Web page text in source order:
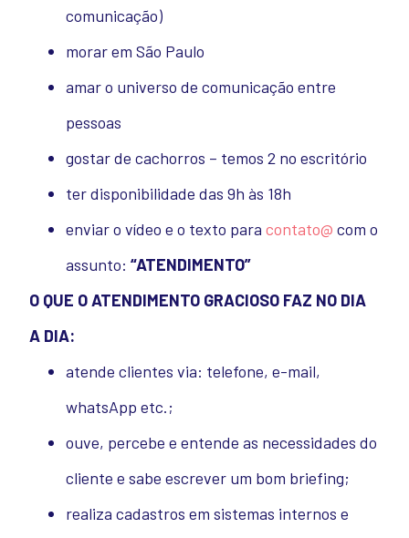
comunicação)
morar em São Paulo
amar o universo de comunicação entre
pessoas
gostar de cachorros – temos 2 no escritório
ter disponibilidade das 9h às 18h
enviar o vídeo e o texto para contato@ com o
assunto: “ATENDIMENTO”
O QUE O ATENDIMENTO GRACIOSO FAZ NO DIA
A DIA:
atende clientes via: telefone, e-mail,
whatsApp etc.;
ouve, percebe e entende as necessidades do
cliente e sabe escrever um bom briefing;
realiza cadastros em sistemas internos e